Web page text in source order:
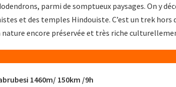
parmi de somptueux paysages. On y
et des temples Hindouiste. C’est un trek hors
nature encore préservée et très riche
1460m/ 150km /9h